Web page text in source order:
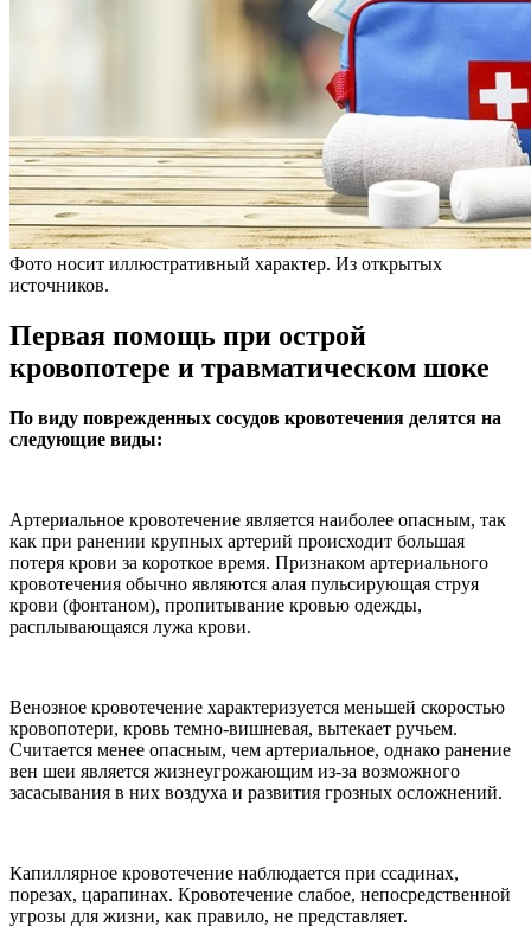
Фото носит иллюстративный характер. Из открытых
источников.
Первая помощь при острой
кровопотере и травматическом шоке
По виду поврежденных сосудов кровотечения делятся на
следующие виды:
Артериальное кровотечение является наиболее опасным, так
как при ранении крупных артерий происходит большая
потеря крови за короткое время. Признаком артериального
кровотечения обычно являются алая пульсирующая струя
крови (фонтаном), пропитывание кровью одежды,
расплывающаяся лужа крови.
Венозное кровотечение характеризуется меньшей скоростью
кровопотери, кровь темно-вишневая, вытекает ручьем.
Считается менее опасным, чем артериальное, однако ранение
вен шеи является жизнеугрожающим из-за возможного
засасывания в них воздуха и развития грозных осложнений.
Капиллярное кровотечение наблюдается при ссадинах,
порезах, царапинах. Кровотечение слабое, непосредственной
угрозы для жизни, как правило, не представляет.